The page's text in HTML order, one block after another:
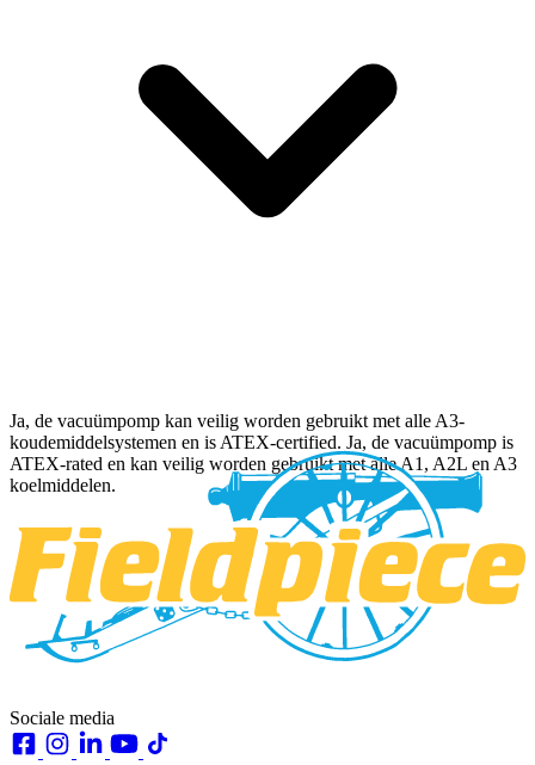
Ja, de vacuümpomp kan veilig worden gebruikt met alle A3-
koudemiddelsystemen en is ATEX-certified. Ja, de vacuümpomp is
ATEX-rated en kan veilig worden gebruikt met alle A1, A2L en A3
koelmiddelen.
Sociale media